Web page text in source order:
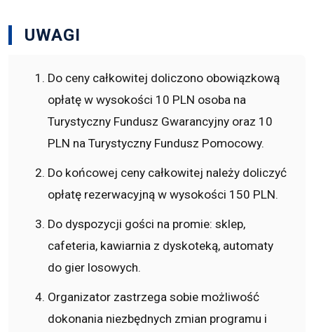
UWAGI
Do ceny całkowitej doliczono obowiązkową
opłatę w wysokości 10 PLN osoba na
Turystyczny Fundusz Gwarancyjny oraz 10
PLN na Turystyczny Fundusz Pomocowy.
Do końcowej ceny całkowitej należy doliczyć
opłatę rezerwacyjną w wysokości 150 PLN.
Do dyspozycji gości na promie: sklep,
cafeteria, kawiarnia z dyskoteką, automaty
do gier losowych.
Organizator zastrzega sobie możliwość
dokonania niezbędnych zmian programu i